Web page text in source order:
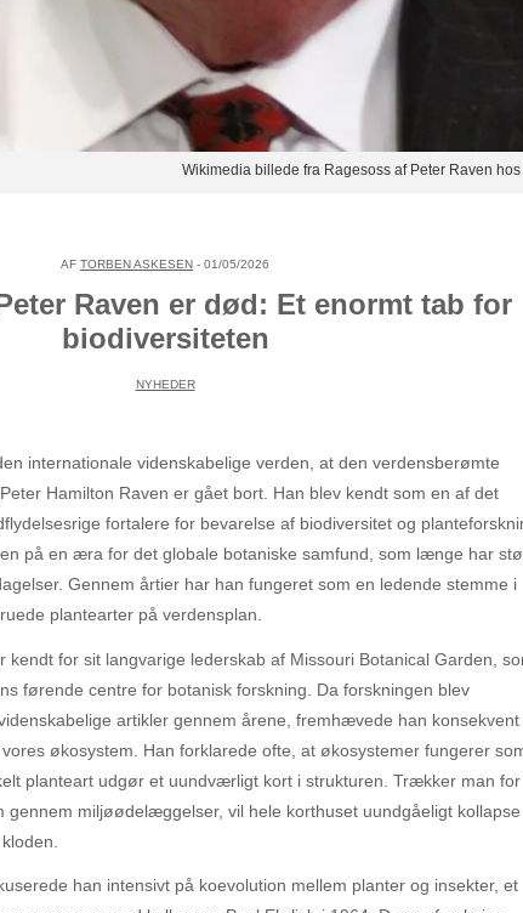
Wikimedia billede fra Ragesoss af Peter Raven
AF TORBEN ASKESEN - 01/05/2026
Raven er død: Et enormt tab for
biodiversiteten
NYHEDER
internationale videnskabelige verden, at den verdensberømte
Hamilton Raven er gået bort. Han blev kendt som en af det
fortalere for bevarelse af biodiversitet og
på en æra for det globale botaniske samfund, som længe har
Gennem årtier har han fungeret som en ledende stemme i
plantearter på verdensplan.
for sit langvarige lederskab af Missouri Botanical Garden,
førende centre for botanisk forskning. Da forskningen blev
artikler gennem årene, fremhævede han konsekvent
økosystem. Han forklarede ofte, at økosystemer fungerer
planteart udgør et uundværligt kort i strukturen. Trækker man for
gennem miljøødelæggelser, vil hele korthuset uundgåeligt
han intensivt på koevolution mellem planter og insekter, et